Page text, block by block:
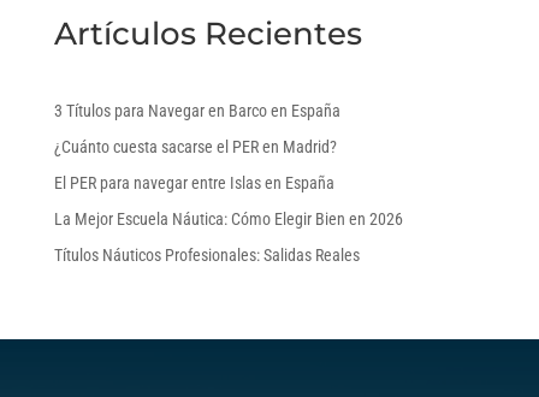
Artículos Recientes
3 Títulos para Navegar en Barco en España
¿Cuánto cuesta sacarse el PER en Madrid?
El PER para navegar entre Islas en España
La Mejor Escuela Náutica: Cómo Elegir Bien en 2026
Títulos Náuticos Profesionales: Salidas Reales